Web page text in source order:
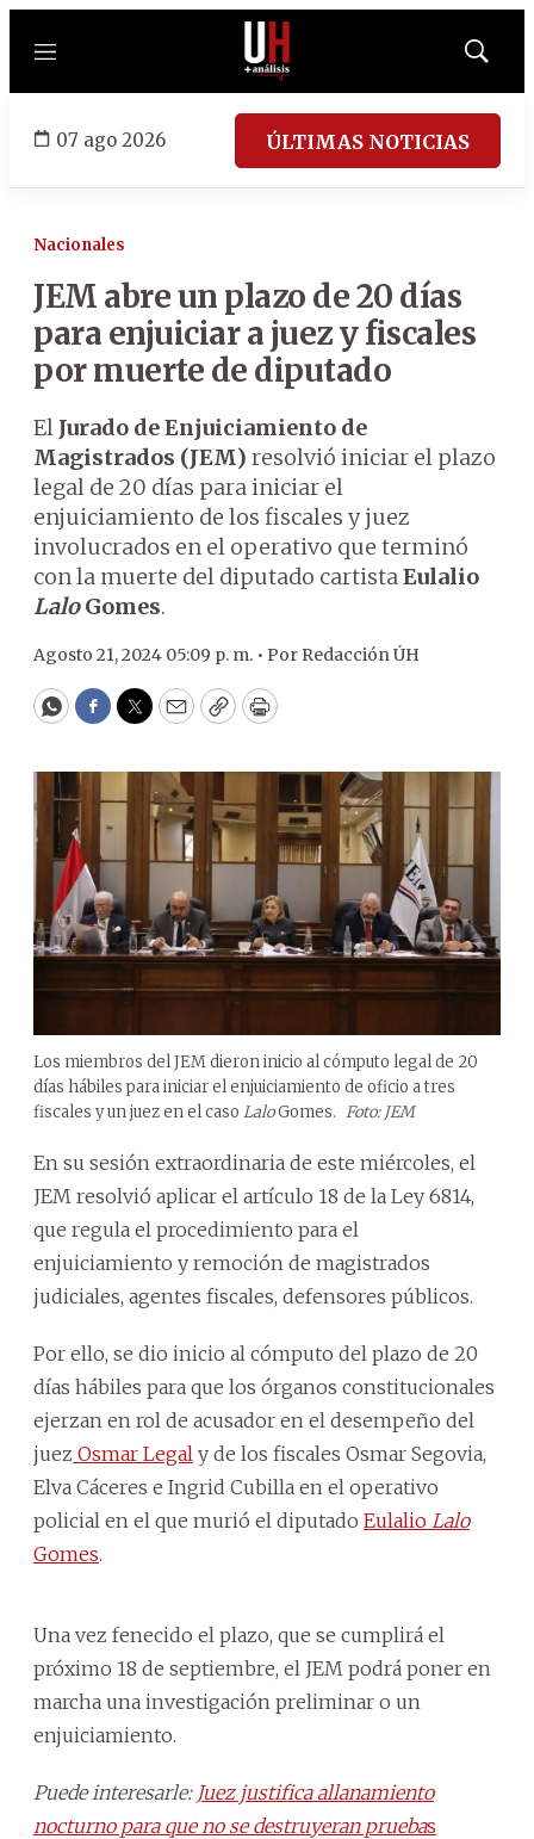
Menú
Mostrar
07 ago 2026 ÚLTIMAS NOTICIAS
Nacionales
JEM abre un plazo de 20 días
para enjuiciar a juez y fiscales
por muerte de diputado
El Jurado de Enjuiciamiento de
Magistrados (JEM) resolvió iniciar el plazo
legal de 20 días para iniciar el
enjuiciamiento de los fiscales y juez
involucrados en el operativo que terminó
con la muerte del diputado cartistaEulalio
LaloGomes.
Agosto 21, 2024 05:09 p. m. • Por Redacción ÚH
WhatsApp
Facebook
Twitter
EmailCopyPrint
Los miembros del JEM dieron inicio al cómputo legal de 20
días hábiles para iniciar el enjuiciamiento de oficio a tres
fiscales y un juez en el caso LaloGomes. Foto: JEM
En su sesión extraordinaria de este miércoles, el
JEM resolvió aplicar el artículo 18 de la Ley 6814,
que regula el procedimiento para el
enjuiciamiento y remoción de magistrados
judiciales, agentes fiscales, defensores públicos.
Por ello, se dio inicio al cómputo del plazo de 20
días hábiles para que los órganos constitucionales
ejerzan en rol de acusador en el desempeño del
juez Osmar Legal y de los fiscales Osmar Segovia,
Elva Cáceres e Ingrid Cubilla en el operativo
policial en el que murió el diputado Eulalio Lalo
Gomes.
Una vez fenecido el plazo, que se cumplirá el
próximo 18 de septiembre, el JEM podrá poner en
marcha una investigación preliminar o un
enjuiciamiento.
Puede interesarle: Juez justifica allanamiento
nocturno para que no se destruyeran pruebas